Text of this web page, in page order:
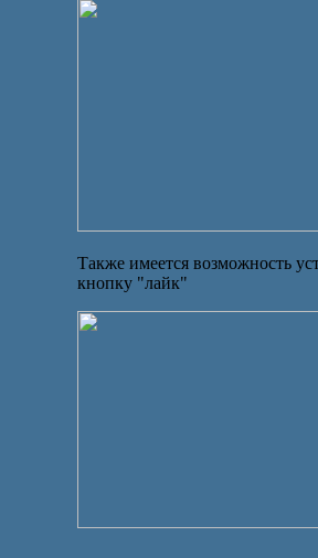
Также имеется возможность
кнопку "лайк"